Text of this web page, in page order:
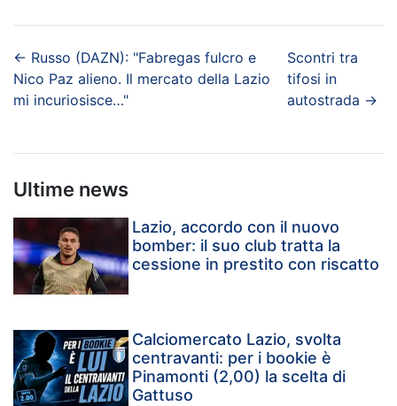
← Russo (DAZN): "Fabregas fulcro e
Nico Paz alieno. Il mercato della Lazio
mi incuriosisce…"
Scontri tra
tifosi in
autostrada →
Ultime news
Lazio, accordo con il nuovo
bomber: il suo club tratta la
cessione in prestito con riscatto
Calciomercato Lazio, svolta
centravanti: per i bookie è
Pinamonti (2,00) la scelta di
Gattuso